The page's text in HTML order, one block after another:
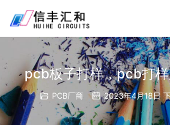
pcb板子打样，pcb打
PCB厂商 2023年4月18日